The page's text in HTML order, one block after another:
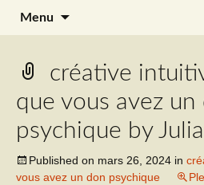
Julia Noyel
Menu
créative
que vous avez un
psychique by
Published on mars 26, 2024 in
vous avez un don psychique